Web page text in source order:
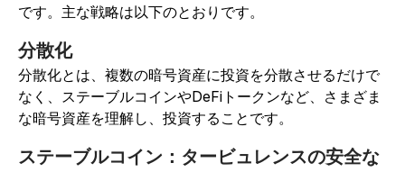
です。主な戦略は以下のとおりです。
分散化
分散化とは、複数の暗号資産に投資を分散させるだけで
なく、ステーブルコインやDeFiトークンなど、さまざま
な暗号資産を理解し、投資することです。
ステーブルコイン：タービュレンスの安全な